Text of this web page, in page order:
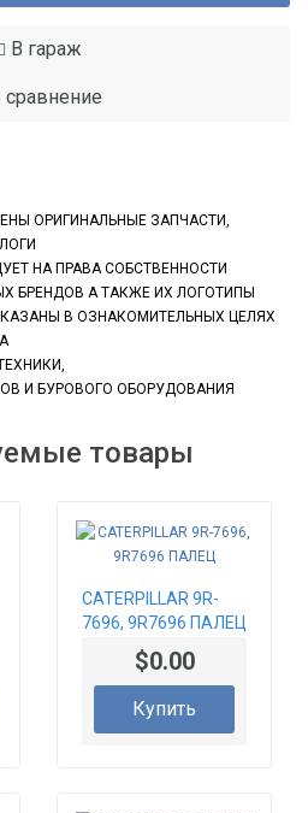
В гараж
сравнение
ОРИГИНАЛЬНЫЕ ЗАПЧАСТИ,
НА ПРАВА СОБСТВЕННОСТИ
БРЕНДОВ А ТАКЖЕ ИХ ЛОГОТИПЫ
В ОЗНАКОМИТЕЛЬНЫХ ЦЕЛЯХ
И БУРОВОГО ОБОРУДОВАНИЯ
товары
CATERPILLAR 9R-
7696, 9R7696 ПАЛЕЦ
$0.00
Купить